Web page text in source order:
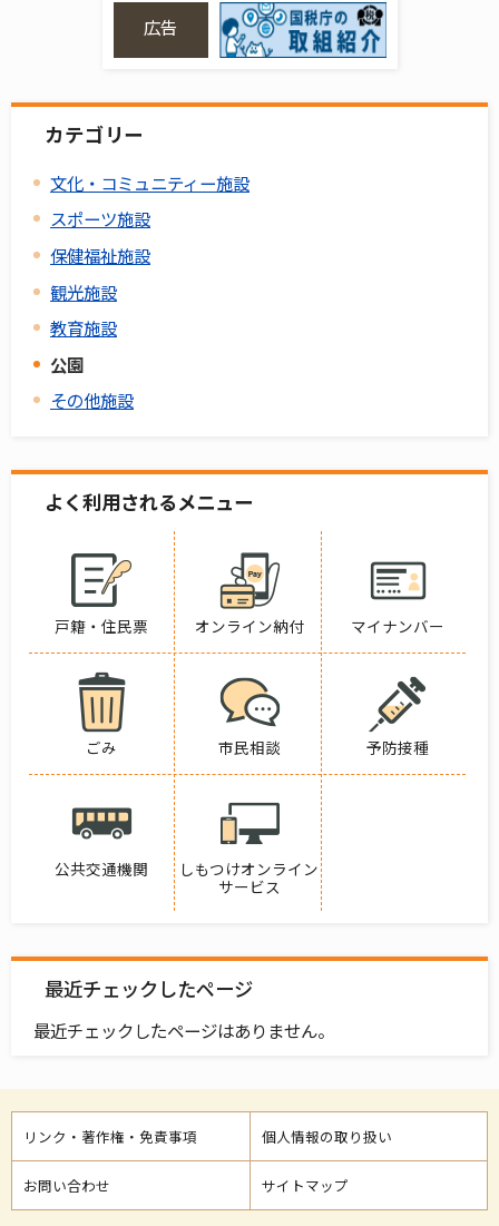
広告
カテゴリー
文化・コミュニティー施設
スポーツ施設
保健福祉施設
観光施設
教育施設
公園
その他施設
よく利用されるメニュー
戸籍・住民票 オンライン納付 マイナンバー
ごみ 市民相談 予防接種
公共交通機関
しもつけオンライン
サービス
最近チェックしたページ
最近チェックしたページはありません。
リンク・著作権・免責事項 個人情報の取り扱い
お問い合わせ サイトマップ